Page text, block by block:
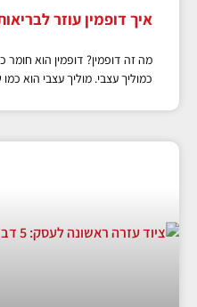
איך דופמין עוזר
מה זה דופמין? דופמין הוא
כמוליך עצבי. מוליך עצבי הוא